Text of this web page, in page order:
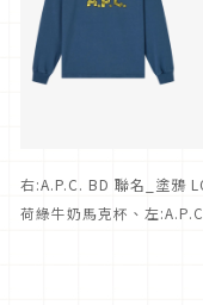
右:A.P.C. BD 聯名_塗鴉
荷綠牛奶馬克杯、 左: